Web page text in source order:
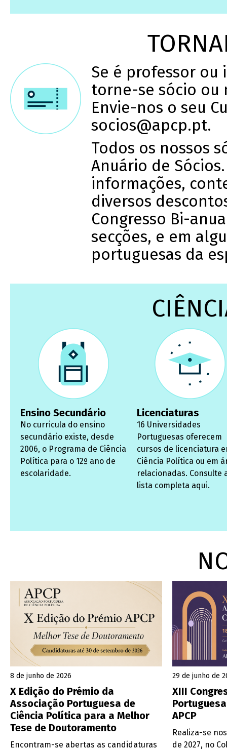
Se é professor ou
torne-se sócio ou
Envie-nos o seu
socios@apcp.pt.
Todos os nossos
Anuário de
informações,
diversos
Congresso Bi-
secções, e em
portuguesas da
Ensino Secundário
No curricula do ensino
secundário existe, desde
2006, o Programa de Ciência
Política para o 12º ano de
escolaridade.
Licenciaturas
16 Universidades
Portuguesas oferecem
cursos de licenciatura
Ciência Política ou em
relacionadas. Consulte
lista completa aqui.
8 de junho de 2026
X Edição do Prémio da
Associação Portuguesa de
Ciência Política para a Melhor
Tese de Doutoramento
Encontram-se abertas as candidaturas
29 de junho de
XIII
APCP
Realiza-se
de 2027, no